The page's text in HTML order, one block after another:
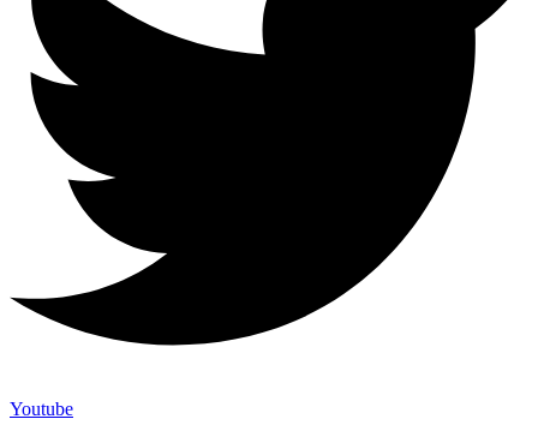
Youtube